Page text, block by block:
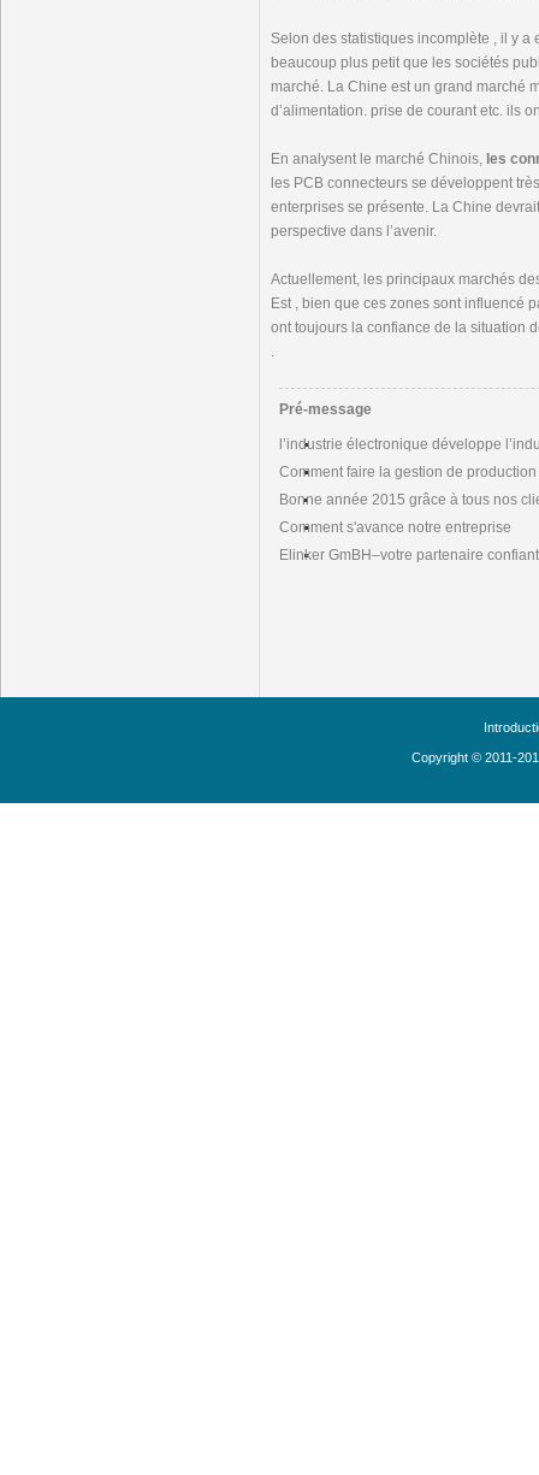
Selon des statistiques incomplète , il y
beaucoup plus petit que les sociétés
marché. La Chine est un grand marché
d’alimentation. prise de courant etc. ils
En analysent le marché Chinois, les
les PCB connecteurs se développent
enterprises se présente. La Chine
perspective dans l’avenir.
Actuellement, les principaux marchés
Est , bien que ces zones sont influencé
ont toujours la confiance de la situation
.
Pré-message
l’industrie électronique développe
Comment faire la gestion de
Bonne année 2015 grâce à tous nos
Comment s'avance notre entreprise
Elinker GmBH–votre partenaire confiant
Copyright © 2011-